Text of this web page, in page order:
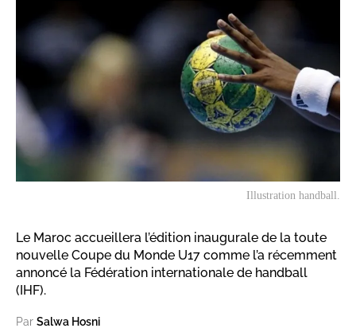
Illustration handball.
Le Maroc accueillera l’édition inaugurale de la toute
nouvelle Coupe du Monde U17 comme l’a récemment
annoncé la Fédération internationale de handball
(IHF).
Par Salwa Hosni